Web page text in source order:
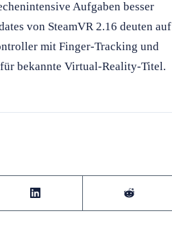
Aufgaben besser
von SteamVR 2.16 deuten auf
mit Finger-Tracking und
bekannte Virtual-Reality-Titel.